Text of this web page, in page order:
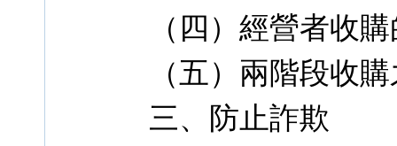
（四）經營者收
（五）兩階段收
三、防止詐欺